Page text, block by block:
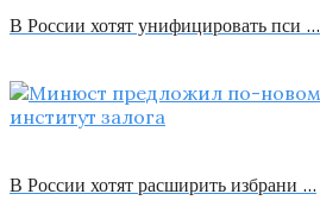
В России хотят унифицировать пси …
В России хотят расширить избрани …